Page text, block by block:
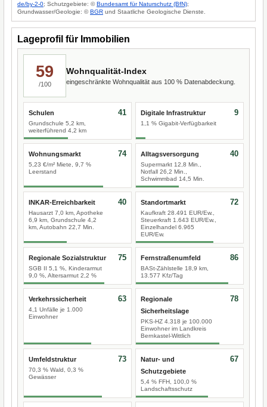
de/by-2-0; Schutzgebiete: ©Bundesamt für Naturschutz (BfN);
Grundwasser/Geologie: ©BGR und Staatliche Geologische Dienste.
Lageprofil für Immobilien
59
/100
Wohnqualität-Index
eingeschränkte Wohnqualität aus 100 % Datenabdeckung.
Schulen
Grundschule 5,2 km,
weiterführend 4,2 km
41 Digitale Infrastruktur
1,1 % Gigabit-Verfügbarkeit
9
Wohnungsmarkt
5,23 €/m² Miete, 9,7 %
Leerstand
74 Alltagsversorgung
Supermarkt 12,8 Min.,
Notfall 26,2 Min.,
Schwimmbad 14,5 Min.
40
INKAR-Erreichbarkeit
Hausarzt 7,0 km, Apotheke
6,9 km, Grundschule 4,2
km, Autobahn 22,7 Min.
40 Standortmarkt
Kaufkraft 28.491 EUR/Ew.,
Steuerkraft 1.643 EUR/Ew.,
Einzelhandel 6.965
EUR/Ew.
72
Regionale Sozialstruktur
SGB II 5,1 %, Kinderarmut
9,0 %, Altersarmut 2,2 %
75 Fernstraßenumfeld
BASt-Zählstelle 18,9 km,
13.577 Kfz/Tag
86
Verkehrssicherheit
4,1 Unfälle je 1.000
Einwohner
63
Regionale
Sicherheitslage
PKS-HZ 4.318 je 100.000
Einwohner im Landkreis
Bernkastel-Wittlich
78
Umfeldstruktur
70,3 % Wald, 0,3 %
Gewässer
73
Natur- und
Schutzgebiete
5,4 % FFH, 100,0 %
Landschaftsschutz
67